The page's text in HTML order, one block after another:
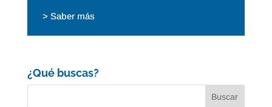
> Saber más
¿Qué buscas?